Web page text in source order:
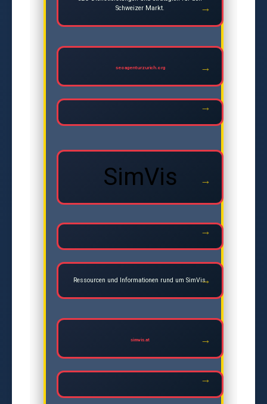
Schweizer Markt.
seoagenturzurich.org
SimVis
Ressourcen und Informationen rund um SimVis.
simvis.at